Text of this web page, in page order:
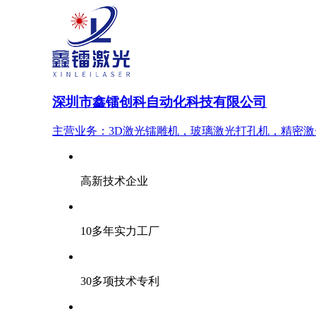
深圳市鑫镭创科自动化科技有限公司
主营业务：3D激光镭雕机，玻璃激光打孔机，精密
高新技术企业
10多年实力工厂
30多项技术专利